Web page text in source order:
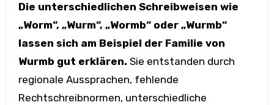
Die unterschiedlichen Schreibweisen wie
„Worm“, „Wurm“, „Wormb“ oder „Wurmb“
lassen sich am Beispiel der Familie von
Wurmb gut erklären. Sie entstanden durch
regionale Aussprachen, fehlende
Rechtschreibnormen, unterschiedliche